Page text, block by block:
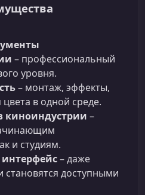
– профессиональный
уровня.
– монтаж, эффекты,
цвета в одной среде.
киноиндустрии –
и студиям.
– даже
становятся доступными